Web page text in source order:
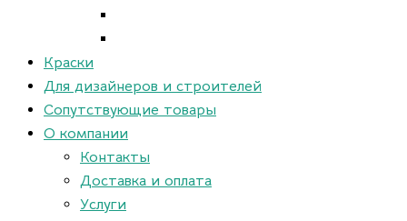
Краски
Для дизайнеров и строителей
Сопутствующие товары
О компании
Контакты
Доставка и оплата
Услуги